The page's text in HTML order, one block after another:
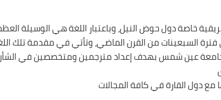
خاصة دول حوض النيل، وباعتبار اللغة هي الوسيلة
السبعينات من القرن الماضي، وتأتي في مقدمة تلك
جامعة عين شمس بهدف إعداد مترجمين ومتخصصين في